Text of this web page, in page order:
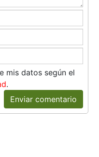
mis datos según el
.
Enviar comentario